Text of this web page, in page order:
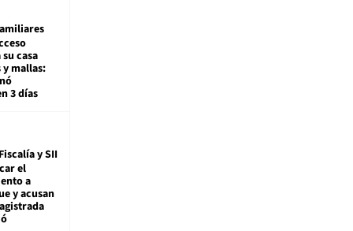
casa
mallas:
3 días
Fiscalía y SII
el
a
y acusan